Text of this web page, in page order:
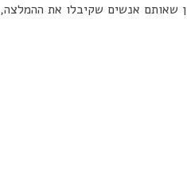
אנשים שקיבלו את